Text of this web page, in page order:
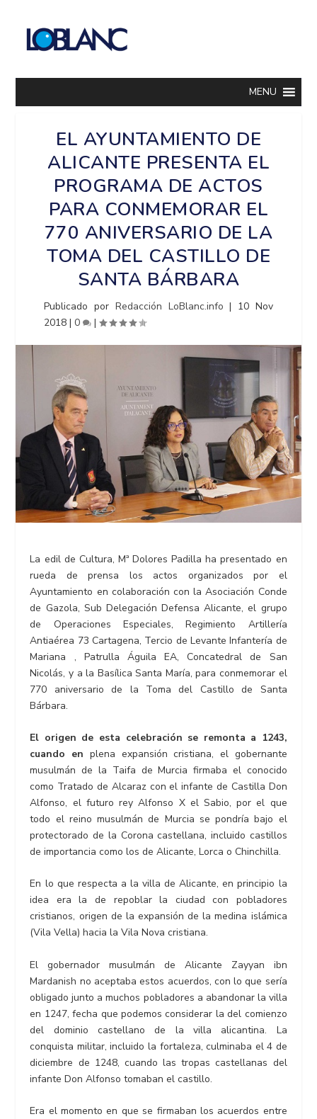
MENU
EL AYUNTAMIENTO DE
ALICANTE PRESENTA EL
PROGRAMA DE ACTOS
PARA CONMEMORAR EL
770 ANIVERSARIO DE LA
TOMA DEL CASTILLO DE
SANTA BÁRBARA
Publicado por Redacción LoBlanc.info | 10 Nov
2018 |0 |
La edil de Cultura, Mª Dolores Padilla ha presentado en
rueda de prensa los actos organizados por el
Ayuntamiento en colaboración con la Asociación Conde
de Gazola, Sub Delegación Defensa Alicante, el grupo
de Operaciones Especiales, Regimiento Artillería
Antiaérea 73 Cartagena, Tercio de Levante Infantería de
Mariana , Patrulla Águila EA, Concatedral de San
Nicolás, y a la Basílica Santa María, para conmemorar el
770 aniversario de la Toma del Castillo de Santa
Bárbara.
El origen de esta celebración se remonta a 1243,
cuando en plena expansión cristiana, el gobernante
musulmán de la Taifa de Murcia firmaba el conocido
como Tratado de Alcaraz con el infante de Castilla Don
Alfonso, el futuro rey Alfonso X el Sabio, por el que
todo el reino musulmán de Murcia se pondría bajo el
protectorado de la Corona castellana, incluido castillos
de importancia como los de Alicante, Lorca o Chinchilla.
En lo que respecta a la villa de Alicante, en principio la
idea era la de repoblar la ciudad con pobladores
cristianos, origen de la expansión de la medina islámica
(Vila Vella) hacia la Vila Nova cristiana.
El gobernador musulmán de Alicante Zayyan ibn
Mardanish no aceptaba estos acuerdos, con lo que sería
obligado junto a muchos pobladores a abandonar la villa
en 1247, fecha que podemos considerar la del comienzo
del dominio castellano de la villa alicantina. La
conquista militar, incluido la fortaleza, culminaba el 4 de
diciembre de 1248, cuando las tropas castellanas del
infante Don Alfonso tomaban el castillo.
Era el momento en que se firmaban los acuerdos entre